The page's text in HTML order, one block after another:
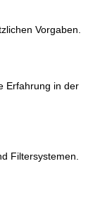
Vorgaben.
Erfahrung in der
Filtersystemen.